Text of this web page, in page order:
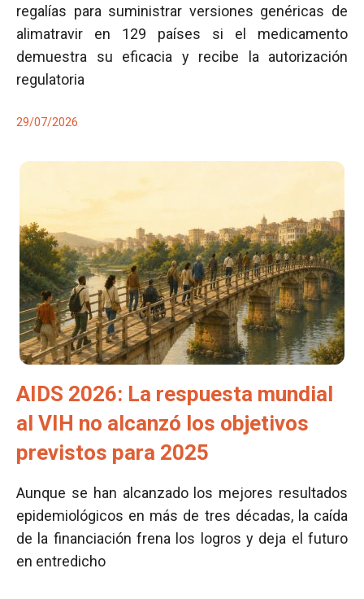
regalías para suministrar versiones genéricas de
alimatravir en 129 países si el medicamento
demuestra su eficacia y recibe la autorización
regulatoria
29/07/2026
AIDS 2026: La respuesta mundial
al VIH no alcanzó los objetivos
previstos para 2025
Aunque se han alcanzado los mejores resultados
epidemiológicos en más de tres décadas, la caída
de la financiación frena los logros y deja el futuro
en entredicho